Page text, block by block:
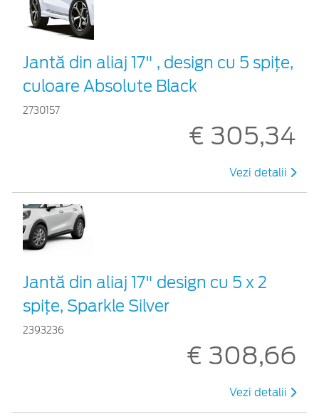
Jantă din aliaj 17" , design cu 5 spiţe,
culoare Absolute Black
2730157
€ 305,34
Vezi detalii
Jantă din aliaj 17" design cu 5 x 2
spiţe, Sparkle Silver
2393236
€ 308,66
Vezi detalii